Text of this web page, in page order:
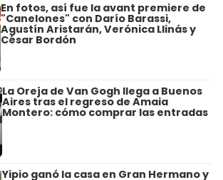
En fotos, así fue la avant premiere de
"Canelones" con Darío Barassi,
Agustín Aristarán, Verónica Llinás y
César Bordón
La Oreja de Van Gogh llega a Buenos
Aires tras el regreso de Amaia
Montero: cómo comprar las entradas
Yipio ganó la casa en Gran Hermano y